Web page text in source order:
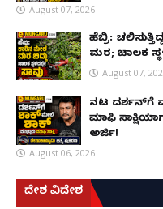
August 07, 2026
ಹೆಬ್ರಿ:
ಮರ; ಚಾಲಕ
August 07,
ನಟ ದರ್ಶನ್‌ಗೆ
ಮಾಫಿ
ಅರ್ಜಿ!
August 06, 2026
ದೇಶ ವಿದೇಶ